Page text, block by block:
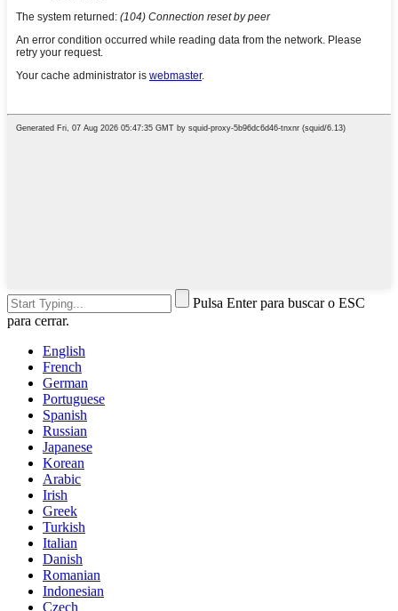
Pulsa Enter para buscar o ESC
para cerrar.
English
French
German
Portuguese
Spanish
Russian
Japanese
Korean
Arabic
Irish
Greek
Turkish
Italian
Danish
Romanian
Indonesian
Czech